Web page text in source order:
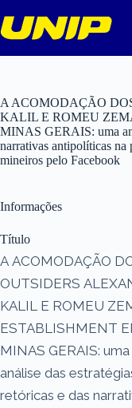
para
o
A ACOMODAÇÃO
KALIL E ROMEU
MINAS GERAIS: uma
narrativas antipolíticas na
mineiros pelo Facebook
Informações
Título
A ACOMODAÇÃO
OUTSIDERS
KALIL E ROMEU ZEMA
ESTABLISHMENT
MINAS GERAIS: uma
análise das
retóricas e das